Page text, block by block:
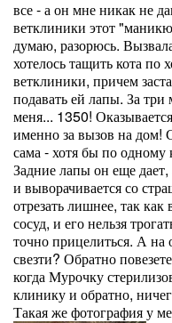
все - а он мне никак не
ветклиники этот
думаю, разорюсь.
хотелось тащить кота по
ветклиники, причем
подавать ей лапы. За три
меня... 1350!
именно за вызов на дом!
сама - хотя бы по одному
Задние лапы он еще
и выворачивается со
отрезать лишнее, так
сосуд, и его нельзя
точно прицелиться. А на
свезти? Обратно
когда Мурочку
клинику и обратно,
Такая же фотография у